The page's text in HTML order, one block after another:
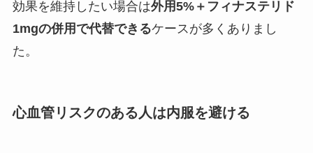
効果を維持したい場合は外用5%＋フィナステリド
1mgの併用で代替できるケースが多くありまし
た。
心血管リスクのある人は内服を避ける